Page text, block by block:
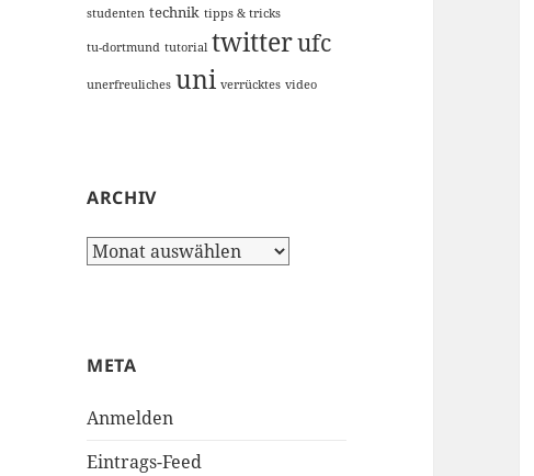
studenten technik tipps & tricks
tu-dortmund tutorial twitterufc
unerfreuliches uni verrücktes video
ARCHIV
Archiv
META
Anmelden
Eintrags-Feed